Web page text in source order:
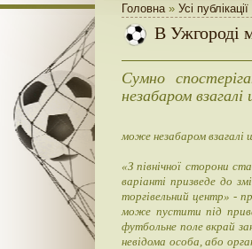
Головна» Усі публікації
В Ужгороді
Сумно
незабаром
може незабаром взагалі
«З північної сторони
варіанті призведе до
торгівельний центр» -
може пустити під
футбольне поле вкрай
невідома особа, або